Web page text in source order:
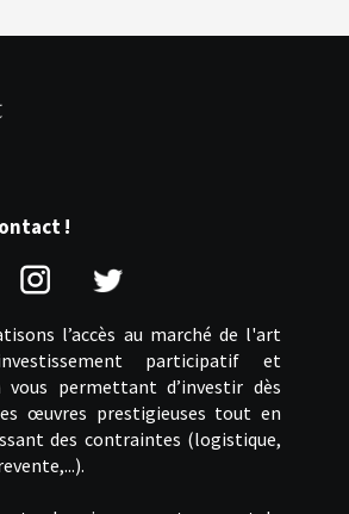
!
l’accès au marché de l'art
participatif et
permettant d’investir dès
œuvres prestigieuses tout en
des contraintes (logistique,